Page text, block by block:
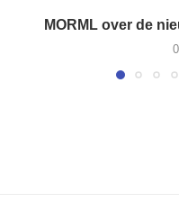
MORML over de